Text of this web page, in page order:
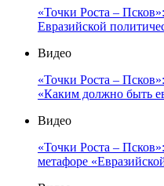
«Точки Роста –
Евразийской
Видео
«Точки Роста –
«Каким должно быть
Видео
«Точки Роста –
метафоре